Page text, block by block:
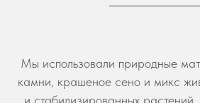
Мы использовали природные
камни, крашеное сено и микс
и стабилизированных растений.